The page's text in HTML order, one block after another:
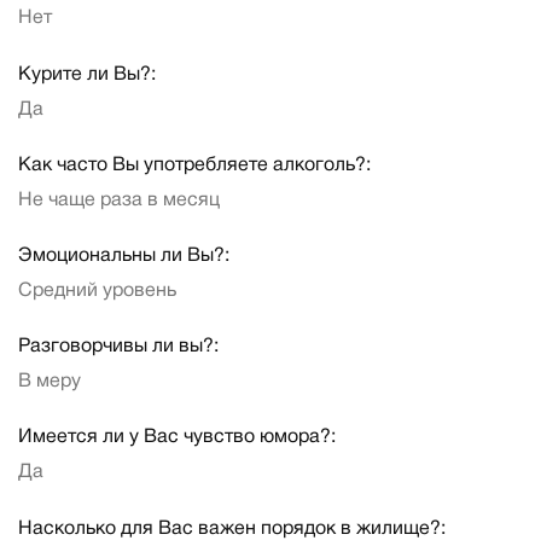
Нет
Курите ли Вы?:
Да
Как часто Вы употребляете алкоголь?:
Не чаще раза в месяц
Эмоциональны ли Вы?:
Средний уровень
Разговорчивы ли вы?:
В меру
Имеется ли у Вас чувство юмора?:
Да
Насколько для Вас важен порядок в жилище?: